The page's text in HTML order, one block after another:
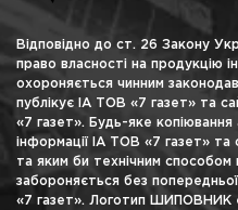
Відповідно до ст. 26 Закону
право власності на продукцію
охороняється чинним
публікує ІА ТОВ «7 газет» та
«7 газет». Будь-яке
інформації ІА ТОВ «7 газет» та
та яким би технічним способом
забороняється без
«7 газет». Логотип ШИПОВНИК